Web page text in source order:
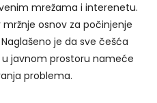
mrežama i interenetu.
osnov za počinjenje
je da sve češća
javnom prostoru nameće
problema.